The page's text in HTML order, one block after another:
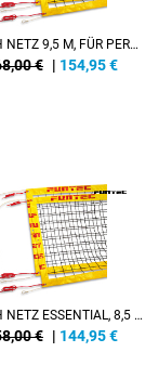
PRO BEACH NETZ 9,5 M, FÜR PERMANENTE BEACHVOLLEYBALLNETZANLAGEN
€ | 154,95€
PRO BEACH NETZ ESSENTIAL, 8,5 M, FÜR PERMANENTE BEACHVOLLEYBALLNETZANLAGEN
€ | 144,95€